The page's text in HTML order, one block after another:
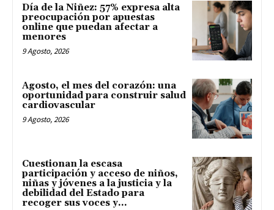
Día de la Niñez: 57% expresa alta
preocupación por apuestas
online que puedan afectar a
menores
9 Agosto, 2026
Agosto, el mes del corazón: una
oportunidad para construir salud
cardiovascular
9 Agosto, 2026
Cuestionan la escasa
participación y acceso de niños,
niñas y jóvenes a la justicia y la
debilidad del Estado para
recoger sus voces y...